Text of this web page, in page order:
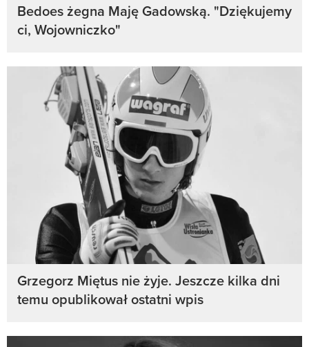
Bedoes żegna Maję Gadowską. "Dziękujemy
ci, Wojowniczko"
Grzegorz Miętus nie żyje. Jeszcze kilka dni
temu opublikował ostatni wpis